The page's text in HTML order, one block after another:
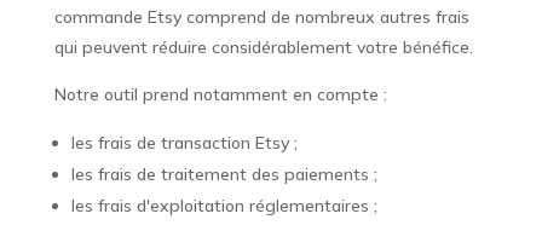
commande Etsy comprend de nombreux autres frais
qui peuvent réduire considérablement votre bénéfice.
Notre outil prend notamment en compte :
les frais de transaction Etsy ;
les frais de traitement des paiements ;
les frais d'exploitation réglementaires ;